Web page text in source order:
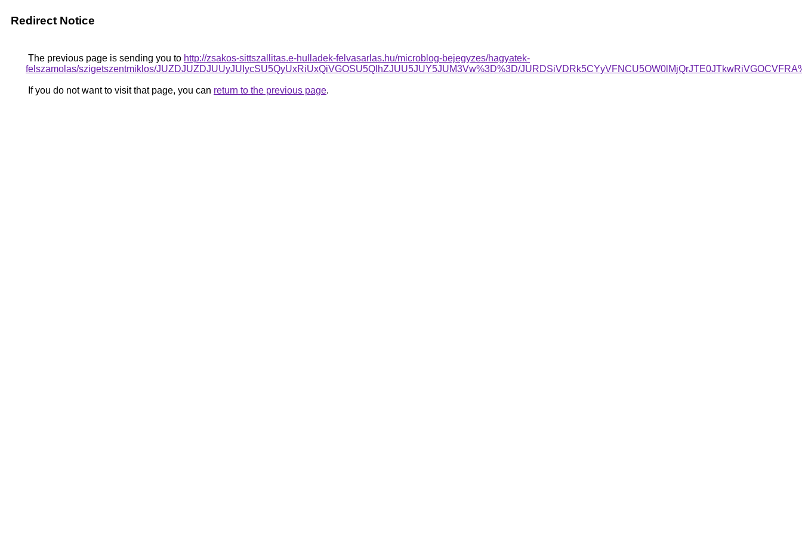
Redirect Notice
The previous page is sending you to http://zsakos-sittszallitas.e-hulladek-felvasarlas.hu/microblog-bejegyzes/hagyatek-
felszamolas/szigetszentmiklos/JUZDJUZDJUUyJUIycSU5QyUxRiUxQiVGOSU5QlhZJUU5JUY5JUM3Vw%3D%3D/
If you do not want to visit that page, you can return to the previous page.